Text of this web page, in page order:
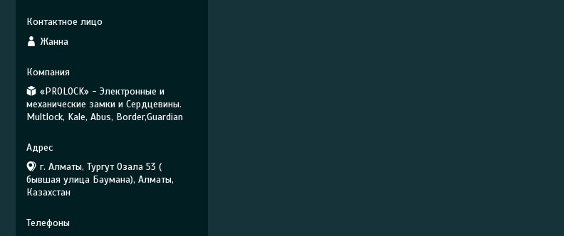
Жанна
«PROLOCK» - Электронные и
механические замки и Сердцевины.
Multlock, Kale, Abus, Border,Guardian
г. Алматы, Тургут Озала 53 (
бывшая улица Баумана), Алматы,
Казахстан